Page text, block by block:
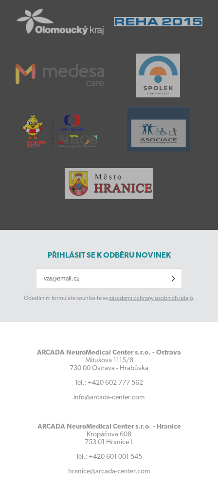
PŘIHLÁSIT SE K ODBĚRU NOVINEK
Odesláním formuláře souhlasíte sezásadami ochrany osobních údajů.
ARCADA NeuroMedical Center s.r.o. - Ostrava
Mitušova 1115/8
730 00 Ostrava - Hrabůvka
Tel.: +420 602 777 562
info@arcada-center.com
ARCADA NeuroMedical Center s.r.o. - Hranice
Kropáčova 608
753 01 Hranice I.
Tel.: +420 601 001 545
hranice@arcada-center.com